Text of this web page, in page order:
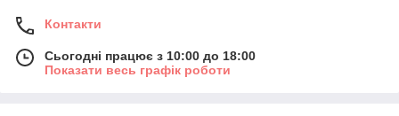
Контакти
Сьогодні працює з 10:00 до 18:00
Показати весь графік роботи